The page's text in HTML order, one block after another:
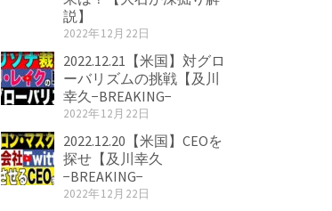
説】
2022年12月22日
2022.12.21【米国】対グロ
ーバリズムの挑戦【及川
幸久−BREAKING−
2022年12月22日
2022.12.20【米国】CEOを
探せ【及川幸久
−BREAKING−
2022年12月22日